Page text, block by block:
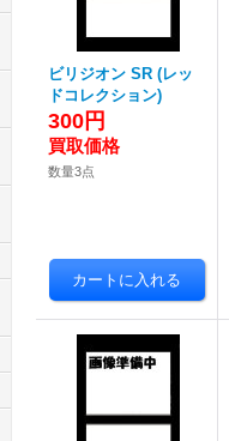
ビリジオン SR (レッ
ドコレクション)
300円
数量3点